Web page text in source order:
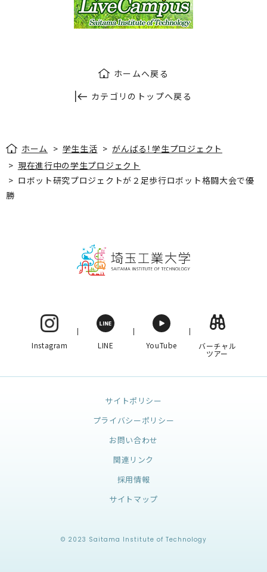
カテゴリのトップへ戻る
ホームへ戻る
ホーム > 学生生活 >がんばる! 学生プロジェクト
> 現在進行中の学生プロジェクト
> ロボット研究プロジェクトが２足歩行ロボット格闘大会で優
勝
Instagram LINE YouTube バーチャル
ツアー
サイトポリシー
プライバシーポリシー
お問い合わせ
関連リンク
採用情報
サイトマップ
© 2023 Saitama Institute of Technology